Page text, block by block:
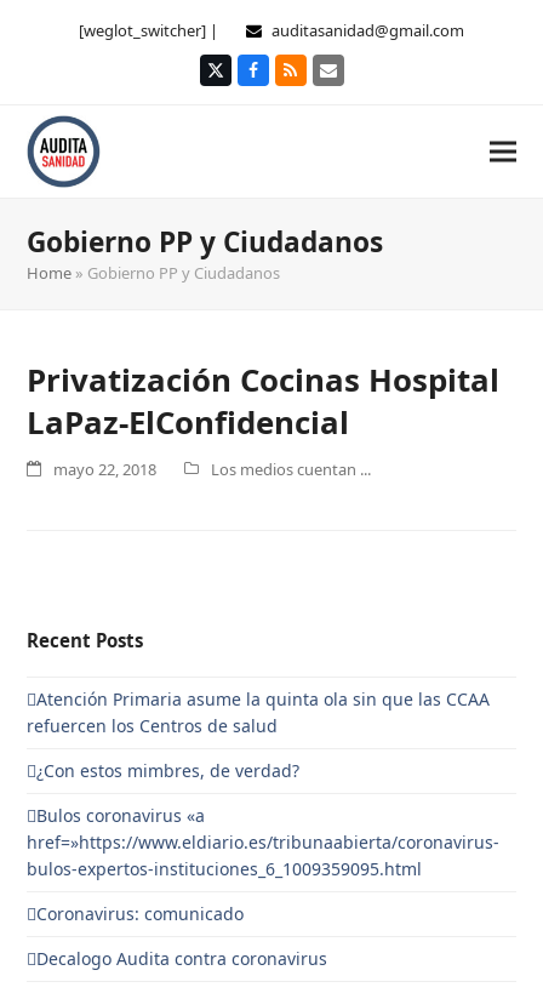
[weglot_switcher] | auditasanidad@gmail.com
TwitterFacebook
RSS Correo
Gobierno PP y Ciudadanos
Home » Gobierno PP y Ciudadanos
Privatización Cocinas Hospital
LaPaz-ElConfidencial
mayo 22, 2018 Los medios cuentan ...
Recent Posts
Atención Primaria asume la quinta ola sin que las CCAA
refuercen los Centros de salud
¿Con estos mimbres, de verdad?
Bulos coronavirus «a
href=»https://www.eldiario.es/tribunaabierta/coronavirus-
bulos-expertos-instituciones_6_1009359095.html
Coronavirus: comunicado
Decalogo Audita contra coronavirus